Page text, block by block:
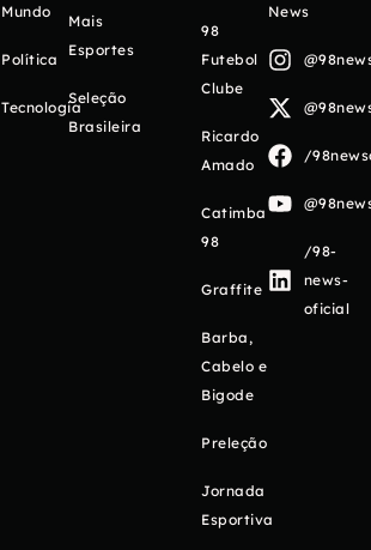
Mundo
Política
Tecnologia
Mais
Esportes
Seleção
Brasileira
98
Futebol
Clube
Ricardo
Amado
Catimba
98
Graffite
Barba,
Cabelo e
Bigode
Preleção
Jornada
Esportiva
News
/
/98-
news-
oficial